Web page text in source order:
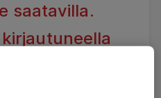
saatavilla.